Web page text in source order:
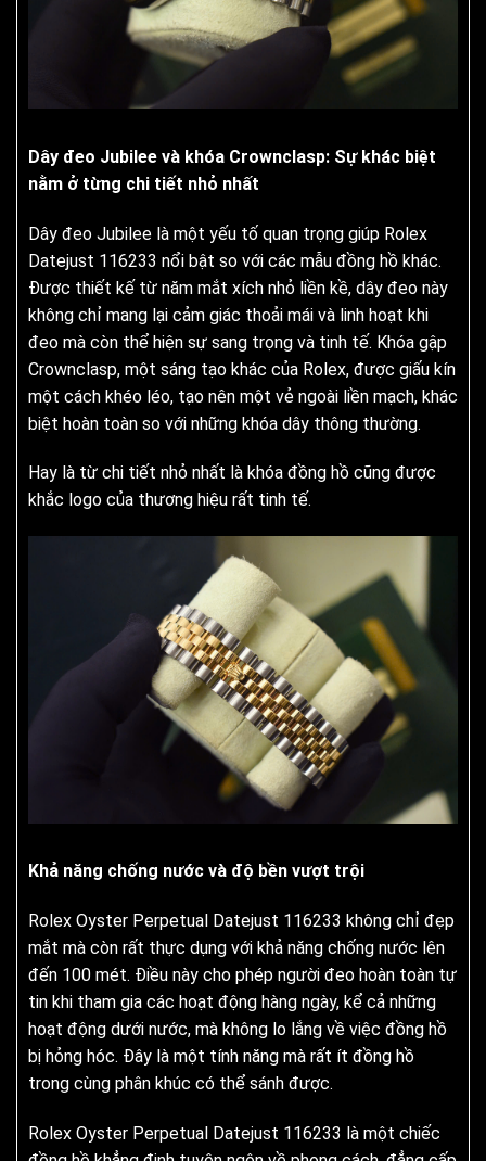
Dây đeo Jubilee và khóa Crownclasp: Sự khác biệt
nằm ở từng chi tiết nhỏ nhất
Dây đeo Jubilee là một yếu tố quan trọng giúp Rolex
Datejust 116233 nổi bật so với các mẫu đồng hồ khác.
Được thiết kế từ năm mắt xích nhỏ liền kề, dây đeo này
không chỉ mang lại cảm giác thoải mái và linh hoạt khi
đeo mà còn thể hiện sự sang trọng và tinh tế. Khóa gập
Crownclasp, một sáng tạo khác của Rolex, được giấu kín
một cách khéo léo, tạo nên một vẻ ngoài liền mạch, khác
biệt hoàn toàn so với những khóa dây thông thường.
Hay là từ chi tiết nhỏ nhất là khóa đồng hồ cũng được
khắc logo của thương hiệu rất tinh tế.
Khả năng chống nước và độ bền vượt trội
Rolex Oyster Perpetual Datejust 116233 không chỉ đẹp
mắt mà còn rất thực dụng với khả năng chống nước lên
đến 100 mét. Điều này cho phép người đeo hoàn toàn tự
tin khi tham gia các hoạt động hàng ngày, kể cả những
hoạt động dưới nước, mà không lo lắng về việc đồng hồ
bị hỏng hóc. Đây là một tính năng mà rất ít đồng hồ
trong cùng phân khúc có thể sánh được.
Rolex Oyster Perpetual Datejust 116233 là một chiếc